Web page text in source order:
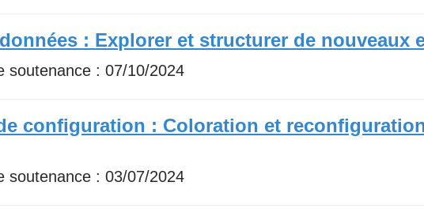
: Explorer et structurer de nouveaux
soutenance :07/10/2024
configuration : Coloration et
soutenance :03/07/2024